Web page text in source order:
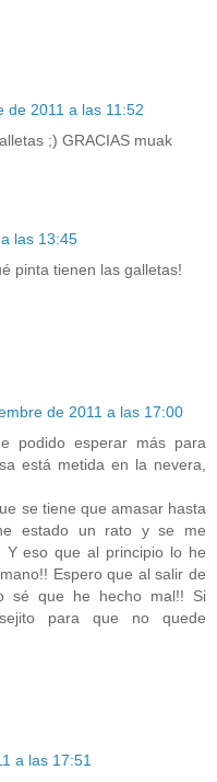
de 2011 a las 11:52
;) GRACIAS muak
las 13:45
pinta tienen las galletas!
de 2011 a las 17:00
podido esperar más para
está metida en la nevera,
se tiene que amasar hasta
estado un rato y se me
eso que al principio lo he
Espero que al salir de
sé que he hecho mal!! Si
para que no quede
a las 17:51